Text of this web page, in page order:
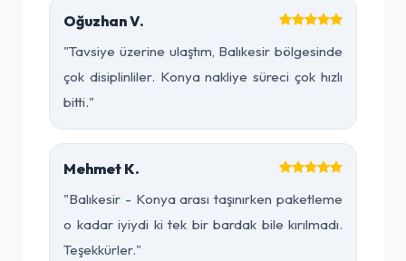
Oğuzhan V.
"Tavsiye üzerine ulaştım, Balıkesir bölgesinde
çok disiplinliler. Konya nakliye süreci çok hızlı
bitti."
Mehmet K.
"Balıkesir - Konya arası taşınırken paketleme
o kadar iyiydi ki tek bir bardak bile kırılmadı.
Teşekkürler."